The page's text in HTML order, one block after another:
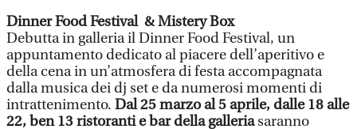
Dinner Food Festival & Mistery Box
Debutta in galleria il Dinner Food Festival, un
appuntamento dedicato al piacere dell’aperitivo e
della cena in un’atmosfera di festa accompagnata
dalla musica dei dj set e da numerosi momenti di
intrattenimento. Dal 25 marzo al 5 aprile, dalle 18 alle
22, ben 13 ristoranti e bar della galleriasaranno